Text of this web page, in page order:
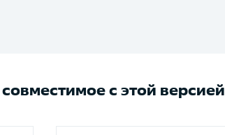
с этой версией